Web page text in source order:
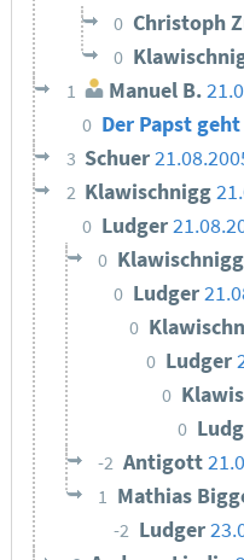
0 Christoph
0
1 Manuel B.
0 Der Papst
3 Schuer
2 Klawischnigg
0 Ludger
0 Klawischnigg
0 Ludger
0
0 Ludger
0
0
-2 Antigott
1 Mathias
-2 Ludger